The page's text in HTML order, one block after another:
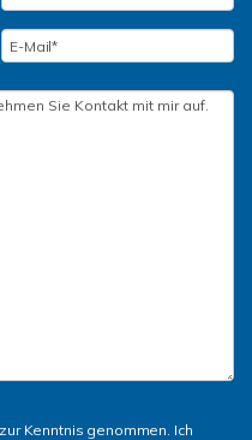
zur Kenntnis genommen. Ich